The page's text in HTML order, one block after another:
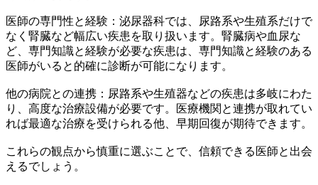
医師の専門性と経験：泌尿器科では、尿路系や生殖系だけで
なく腎臓など幅広い疾患を取り扱います。腎臓病や血尿な
ど、専門知識と経験が必要な疾患は、専門知識と経験のある
医師がいると的確に診断が可能になります。
他の病院との連携：尿路系や生殖器などの疾患は多岐にわた
り、高度な治療設備が必要です。医療機関と連携が取れてい
れば最適な治療を受けられる他、早期回復が期待できます。
これらの観点から慎重に選ぶことで、信頼できる医師と出会
えるでしょう。